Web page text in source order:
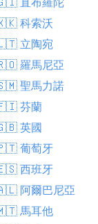
PM
17 18
科索沃
立陶宛
羅馬尼亞
聖馬力諾
芬蘭
英國
葡萄牙
西班牙
阿爾巴尼亞
馬耳他